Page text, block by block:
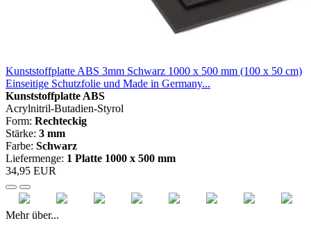
Kunststoffplatte ABS 3mm Schwarz 1000 x 500 mm (100 x 50 cm)
Einseitige Schutzfolie und Made in Germany...
Kunststoffplatte ABS
Acrylnitril-Butadien-Styrol
Form: Rechteckig
Stärke: 3 mm
Farbe: Schwarz
Liefermenge: 1 Platte 1000 x 500 mm
34,95 EUR
Mehr über...